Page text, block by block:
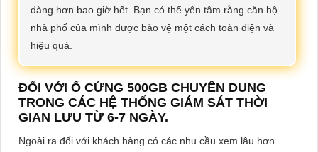
dàng hơn bao giờ hết. Bạn có thể yên tâm rằng căn hộ
nhà phố của mình được bảo vệ một cách toàn diện và
hiệu quả.
ĐỐI VỚI Ổ CỨNG 500GB CHUYÊN DUNG
TRONG CÁC HỆ THỐNG GIÁM SÁT THỜI
GIAN LƯU TỪ 6-7 NGÀY.
Ngoài ra đối với khách hàng có các nhu cầu xem lâu hơn